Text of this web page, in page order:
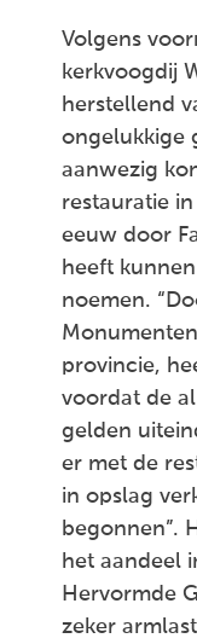
Volgens
kerkvoogdij
herstellend
ongelukkige
aanwezig
restauratie
eeuw door
heeft
noemen.
provincie,
voordat de
gelden
er met de
in opslag
begonnen”.
het aandeel
Hervormde
zeker